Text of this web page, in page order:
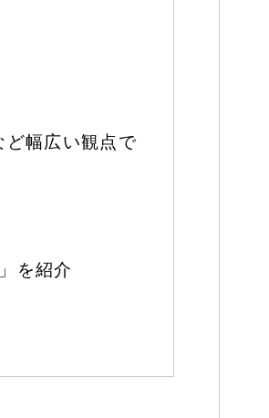
幅広い観点で
を紹介